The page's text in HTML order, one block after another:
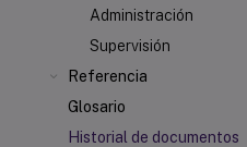
Administración
Supervisión
Referencia
Glosario
Historial de documentos